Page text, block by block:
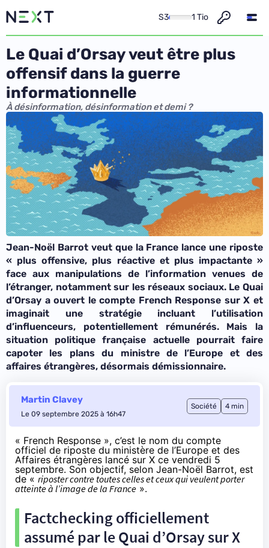
S3 1 Tio
Le Quai d’Orsay veut être plus
offensif dans la guerre
informationnelle
À désinformation, désinformation et demi ?
Jean-Noël Barrot veut que la France lance une riposte
« plus offensive, plus réactive et plus impactante»
face aux manipulations de l’information venues de
l’étranger, notamment sur les réseaux sociaux. Le Quai
d’Orsay a ouvert le compte French Response sur X et
imaginait une stratégie incluant l’utilisation
d’influenceurs, potentiellement rémunérés. Mais la
situation politique française actuelle pourrait faire
capoter les plans du ministre de l’Europe et des
affaires étrangères, désormais démissionnaire.
Martin Clavey
Le 09 septembre 2025 à 16h47
Société 4 min
« French Response », c’est le nom du compte
officiel de riposte du ministère de l’Europe et des
Affaires étrangères lancé sur X ce vendredi 5
septembre. Son objectif, selon Jean-Noël Barrot, est
de « riposter contre toutes celles et ceux qui veulent porter
atteinte à l’image de la France ».
Factchecking officiellement
assumé par le Quai d’Orsay sur X